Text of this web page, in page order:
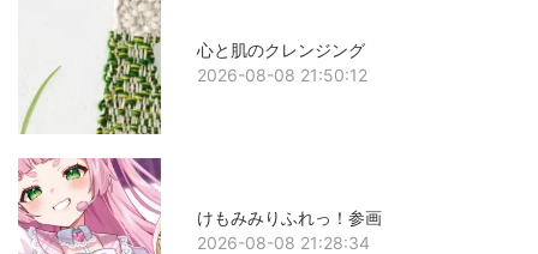
心と肌のクレンジング
2026-08-08 21:50:12
けもみみりふれっ！参画
2026-08-08 21:28:34